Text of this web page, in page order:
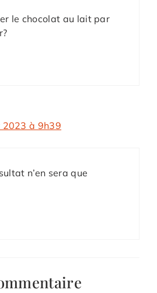
le chocolat au lait par
2023 à 9h39
n’en sera que